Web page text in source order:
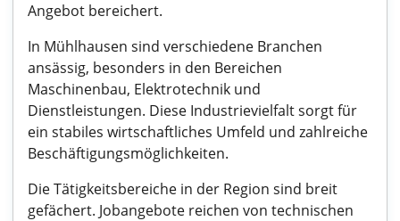
Angebot bereichert.
In Mühlhausen sind verschiedene Branchen
ansässig, besonders in den Bereichen
Maschinenbau, Elektrotechnik und
Dienstleistungen. Diese Industrievielfalt sorgt für
ein stabiles wirtschaftliches Umfeld und zahlreiche
Beschäftigungsmöglichkeiten.
Die Tätigkeitsbereiche in der Region sind breit
gefächert. Jobangebote reichen von technischen